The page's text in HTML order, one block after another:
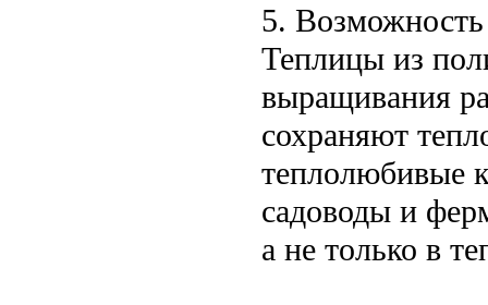
5.
Теплицы из
выращивания
сохраняют
теплолюбивые
садоводы и
а не только в